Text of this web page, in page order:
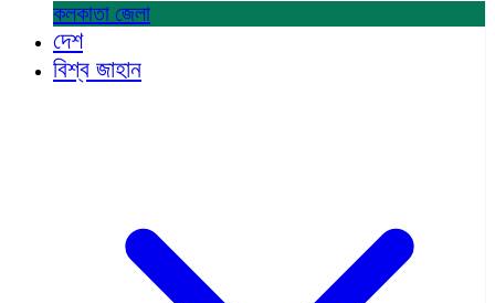
কলকাতা জেলা
দেশ
বিশ্ব জাহান